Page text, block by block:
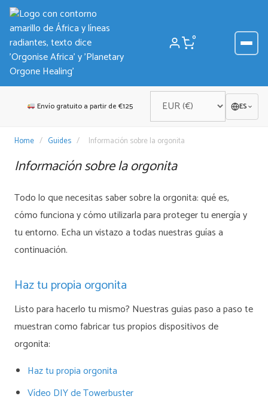
Saltar
contenido
0
Envío gratuito a partir de €125 ES
Home / Guides / Información sobre la orgonita
Información sobre la orgonita
Todo lo que necesitas saber sobre la orgonita: qué es,
cómo funciona y cómo utilizarla para proteger tu energía y
tu entorno. Echa un vistazo a todas nuestras guías a
continuación.
Haz tu propia orgonita
Listo para hacerlo tu mismo? Nuestras guias paso a paso te
muestran como fabricar tus propios dispositivos de
orgonita:
Haz tu propia orgonita
Vídeo DIY de Towerbuster